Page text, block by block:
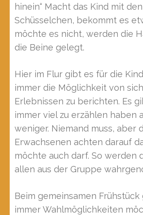
hinein“ Macht das Kind mit
Schüsselchen, bekommt es
möchte es nicht, werden die
die Beine gelegt.
Hier im Flur gibt es für die
immer die Möglichkeit von
Erlebnissen zu berichten. Es
immer viel zu erzählen haben
weniger. Niemand muss, aber
Erwachsenen achten darauf
möchte auch darf. So werden
allen aus der Gruppe
Beim gemeinsamen Frühstück
immer Wahlmöglichkeiten